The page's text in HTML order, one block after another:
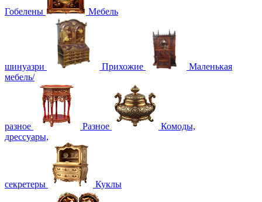
Гобелены Мебель
шинуазри Прихожие
Маленькая
мебель/
разное Разное
Комоды,
дрессуары,
секретеры Куклы